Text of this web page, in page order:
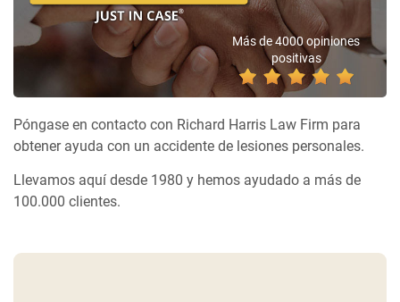
Más de 4000 opiniones
positivas
Póngase en contacto con Richard Harris Law Firm para
obtener ayuda con un accidente de lesiones personales.
Llevamos aquí desde 1980 y hemos ayudado a más de
100.000 clientes.